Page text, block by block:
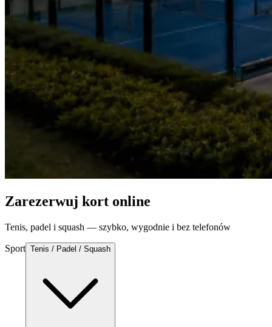
Zarezerwuj kort online
Tenis, padel i squash — szybko, wygodnie i bez telefonów
Sport Tenis / Padel / Squash